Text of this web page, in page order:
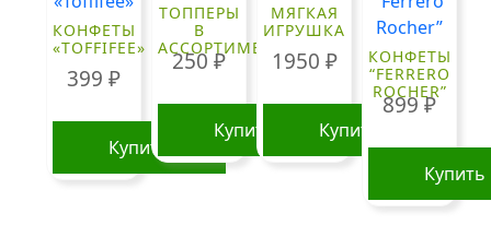
КОНФЕТЫ
«TOFFIFEE»
399₽
Купить
ТОППЕРЫ
В
АССОРТИМЕНТЕ
250₽
Купить
МЯГКАЯ
ИГРУШКА
1950 ₽
Купить
КОНФЕТЫ
“FERRERO
ROCHER”
899₽
Купить